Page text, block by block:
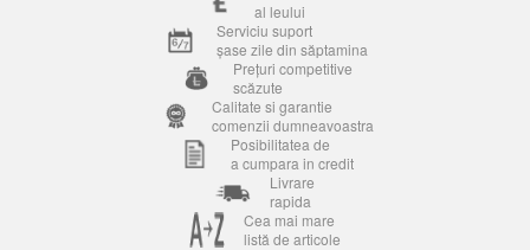
al leului
Serviciu suport
șase zile din săptamina
Prețuri competitive
scăzute
Calitate si garantie
comenzii dumneavoastra
Posibilitatea de
a cumpara in credit
Livrare
rapida
Cea mai mare
listă de articole